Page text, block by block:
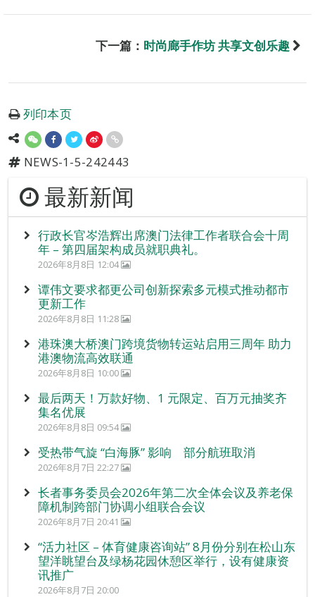
下一篇： 时尚廊手作坊 共享文创乐趣
列印本页
NEWS-1-5-242443
最新新闻
行政长官岑浩辉出席澳门法律工作者联合会十周
年 – 第四届架构成员就职典礼。
2026年8月8日 12:04
谭伟文要求都更公司创新探索多元模式推动都市
更新工作
2026年8月8日 11:28
港珠澳大桥澳门跨境货物转运站启用三周年 助力
港澳物流高效联通
2026年8月8日 10:00
最后两天！万款好物、1 元限定、百万元抽奖齐
集名优展
2026年8月8日 09:54
受热带气旋 “白海豚” 影响 部分航班取消
2026年8月7日 22:27
长者事务委员会2026年第二次全体会议及养老保
障机制跨部门协调小组联合会议
2026年8月7日 20:41
“活力社区 – 体育健康咨询站” 8月份分别在松山东
望洋眺望台及绿杨花园休憩区举行，设有健康资
讯推广
2026年8月7日 20:00